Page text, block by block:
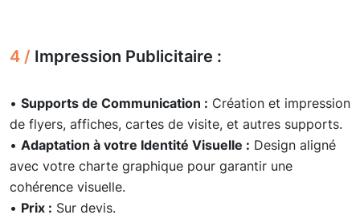
4 / Impression Publicitaire :
• Supports de Communication : Création et impression
de flyers, affiches, cartes de visite, et autres supports.
• Adaptation à votre Identité Visuelle : Design aligné
avec votre charte graphique pour garantir une
cohérence visuelle.
• Prix : Sur devis.